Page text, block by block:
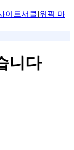
이트서클|위픽 마
니다